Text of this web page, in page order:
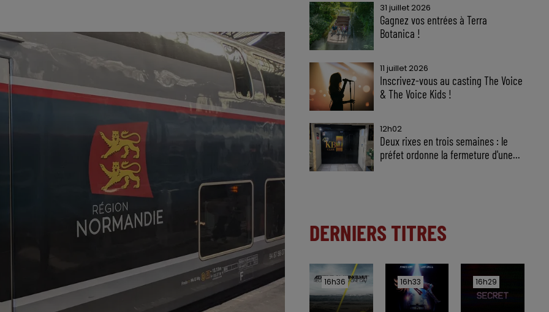
31 juillet 2026
Gagnez vos entrées à Terra
Botanica !
11 juillet 2026
Inscrivez-vous au casting The Voice
& The Voice Kids !
12h02
Deux rixes en trois semaines : le
préfet ordonne la fermeture d'une...
DERNIERS TITRES
16h36
16h36 16h33
16h33 16h29
16h29